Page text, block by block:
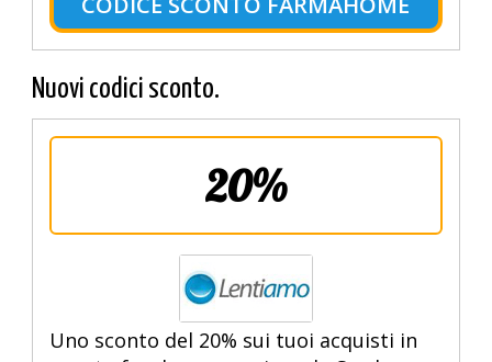
Nuovi codici sconto.
20%
Uno sconto del 20% sui tuoi acquisti in